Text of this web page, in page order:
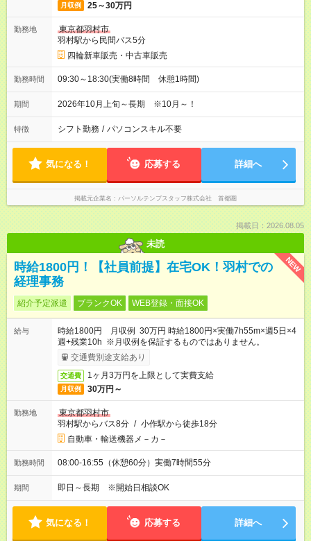
月収例 25～30万円
勤務地
東京都羽村市
羽村駅から民間バス5分
四輪新車販売・中古車販売
勤務時間 09:30～18:30(実働8時間 休憩1時間)
期間 2026年10月上旬～長期 ※10月～！
特徴 シフト勤務 / パソコンスキル不要
気になる！ 応募する 詳細へ
掲載元企業名 パーソルテンプスタッフ株式会社 首都圏
掲載日：2026.08.05
未読
NEW
時給1800円！【社員前提】在宅OK！羽村での
経理事務
紹介予定派遣 ブランクOK WEB登録・面接OK
給与
時給1800円 月収例 30万円 時給1800円×実働7h55m×週5日×4
週+残業10h ※月収例を保証するものではありません。
交通費別途支給あり
交通費 1ヶ月3万円を上限として実費支給
月収例 30万円～
勤務地
東京都羽村市
羽村駅からバス8分 / 小作駅から徒歩18分
自動車・輸送機器メ－カ－
勤務時間 08:00-16:55（休憩60分）実働7時間55分
期間 即日～長期 ※開始日相談OK
気になる！ 応募する 詳細へ